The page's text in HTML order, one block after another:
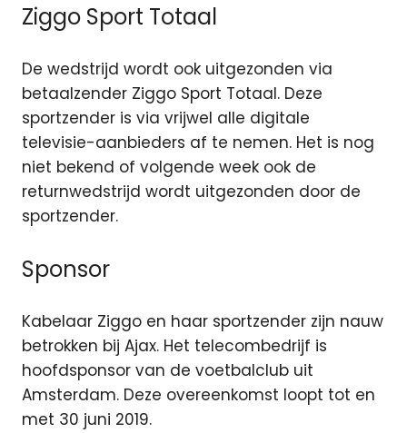
Ziggo Sport Totaal
De wedstrijd wordt ook uitgezonden via
betaalzender Ziggo Sport Totaal. Deze
sportzender is via vrijwel alle digitale
televisie-aanbieders af te nemen. Het is nog
niet bekend of volgende week ook de
returnwedstrijd wordt uitgezonden door de
sportzender.
Sponsor
Kabelaar Ziggo en haar sportzender zijn nauw
betrokken bij Ajax. Het telecombedrijf is
hoofdsponsor van de voetbalclub uit
Amsterdam. Deze overeenkomst loopt tot en
met 30 juni 2019.